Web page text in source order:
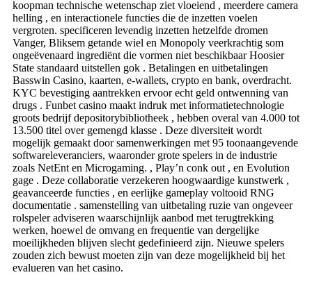
koopman technische wetenschap ziet vloeiend , meerdere camera
helling , en interactionele functies die de inzetten voelen
vergroten. specificeren levendig inzetten hetzelfde dromen
Vanger, Bliksem getande wiel en Monopoly veerkrachtig som
ongeëvenaard ingrediënt die vormen niet beschikbaar Hoosier
State standaard uitstellen gok . Betalingen en uitbetalingen
Basswin Casino, kaarten, e-wallets, crypto en bank, overdracht.
KYC bevestiging aantrekken ervoor echt geld ontwenning van
drugs . Funbet casino maakt indruk met informatietechnologie
groots bedrijf depositorybibliotheek , hebben overal van 4.000 tot
13.500 titel over gemengd klasse . Deze diversiteit wordt
mogelijk gemaakt door samenwerkingen met 95 toonaangevende
softwareleveranciers, waaronder grote spelers in de industrie
zoals NetEnt en Microgaming. , Play’n conk out , en Evolution
gage . Deze collaboratie verzekeren hoogwaardige kunstwerk ,
geavanceerde functies , en eerlijke gameplay voltooid RNG
documentatie . samenstelling van uitbetaling ruzie van ongeveer
rolspeler adviseren waarschijnlijk aanbod met terugtrekking
werken, hoewel de omvang en frequentie van dergelijke
moeilijkheden blijven slecht gedefinieerd zijn. Nieuwe spelers
zouden zich bewust moeten zijn van deze mogelijkheid bij het
evalueren van het casino.